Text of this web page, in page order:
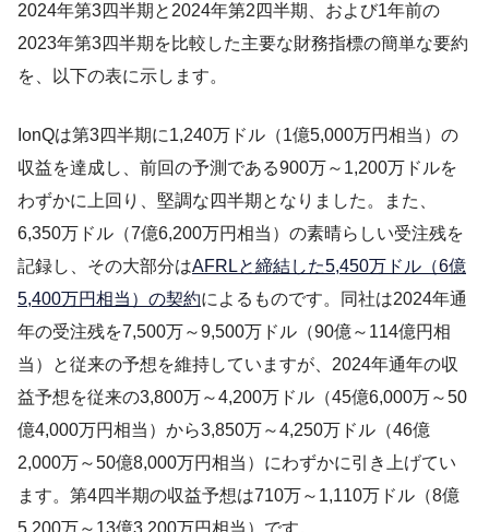
2024年第3四半期と2024年第2四半期、および1年前の
2023年第3四半期を比較した主要な財務指標の簡単な要約
を、以下の表に示します。
IonQは第3四半期に1,240万ドル（1億5,000万円相当）の
収益を達成し、前回の予測である900万～1,200万ドルを
わずかに上回り、堅調な四半期となりました。また、
6,350万ドル（7億6,200万円相当）の素晴らしい受注残を
記録し、その大部分はAFRLと締結した5,450万ドル（6億
5,400万円相当）の契約によるものです。同社は2024年通
年の受注残を7,500万～9,500万ドル（90億～114億円相
当）と従来の予想を維持していますが、2024年通年の収
益予想を従来の3,800万～4,200万ドル（45億6,000万～50
億4,000万円相当）から3,850万～4,250万ドル（46億
2,000万～50億8,000万円相当）にわずかに引き上げてい
ます。第4四半期の収益予想は710万～1,110万ドル（8億